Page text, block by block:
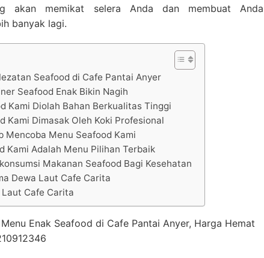
akan memikat selera Anda dan membuat Anda
banyak lagi.
Seafood di Cafe Pantai Anyer
Seafood Enak Bikin Nagih
Kami Diolah Bahan Berkualitas Tinggi
Kami Dimasak Oleh Koki Profesional
Mencoba Menu Seafood Kami
Kami Adalah Menu Pilihan Terbaik
Makanan Seafood Bagi Kesehatan
Dewa Laut Cafe Carita
Cafe Carita